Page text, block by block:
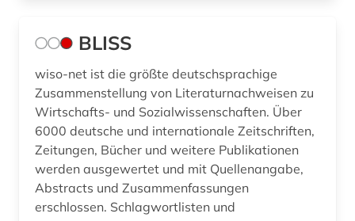
BLISS
wiso-net ist die größte deutschsprachige
Zusammenstellung von Literaturnachweisen zu
Wirtschafts- und Sozialwissenschaften. Über
6000 deutsche und internationale Zeitschriften,
Zeitungen, Bücher und weitere Publikationen
werden ausgewertet und mit Quellenangabe,
Abstracts und Zusammenfassungen
erschlossen. Schlagwortlisten und